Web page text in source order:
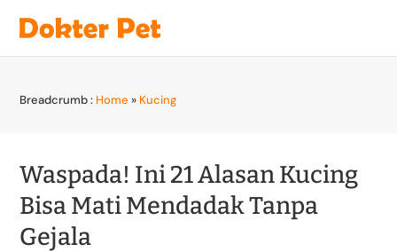
Breadcrumb : Home » Kucing
Waspada! Ini 21 Alasan Kucing
Bisa Mati Mendadak Tanpa
Gejala